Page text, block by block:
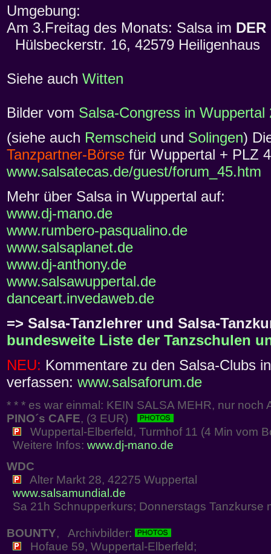
Umgebung:
Am 3.Freitag des Monats: Salsa im DER
Hülsbeckerstr. 16, 42579 Heiligenhaus
Siehe auch Witten
Bilder vom Salsa-Congress in Wuppertal
(siehe auch Remscheid und Solingen)
Tanzpartner-Börse für Wuppertal + PLZ
www.salsatecas.de/guest/forum_45.htm
Mehr über Salsa in Wuppertal auf:
www.dj-mano.de
www.rumbero-pasqualino.de
www.salsaplanet.de
www.dj-anthony.de
www.salsawuppertal.de
danceart.invedaweb.de
=> Salsa-Tanzlehrer und Salsa-
bundesweite Liste der Tanzschulen
NEU: Kommentare zu den Salsa-Clubs
verfassen: www.salsaforum.de
* * * es war einmal: KEIN SALSA MEHR, nur noch
PINO´s CAFE, (3 EUR)
Wuppertal-Elberfeld, Turmhof 11 (4 Min vom
Weitere Infos: www.dj-mano.de
WDC
Alter Markt 28, 42275 Wuppertal
www.salsamundial.de
Sa 21h Schnupperkurs; Donnerstags Tanzkurse
BOUNTY, Archivbilder:
Hofaue 59, Wuppertal-Elberfeld;